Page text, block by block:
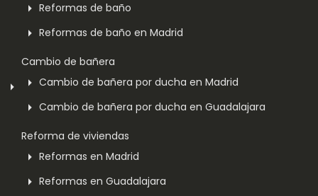
Reformas de baño
Reformas de baño en Madrid
Cambio de bañera
Cambio de bañera por ducha en Madrid
Cambio de bañera por ducha en Guadalajara
Reforma de viviendas
Reformas en Madrid
Reformas en Guadalajara